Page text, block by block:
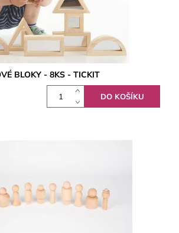
BLOKY - 8KS - TICKIT